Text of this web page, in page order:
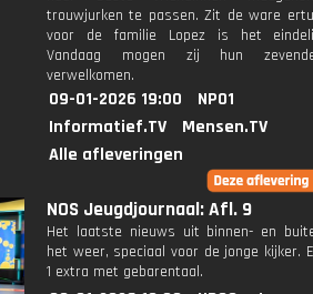
trouwjurken te passen. Zit de ware
voor de familie Lopez is het
Vandaag mogen zij hun
verwelkomen.
09-01-2026 19:00
NPO1
Informatief.TV
Mensen.TV
Alle afleveringen
NOS Jeugdjournaal: Afl. 9
Het laatste nieuws uit binnen- en
het weer, speciaal voor de jonge kijker.
1 extra met gebarentaal.